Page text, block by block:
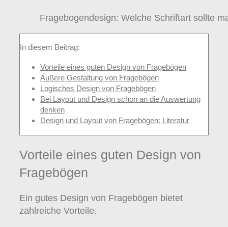
Fragebogendesign: Welche Schriftart sollte
In diesem Beitrag:
Vorteile eines guten Design von Fragebögen
Äußere Gestaltung von Fragebögen
Logisches Design von Fragebögen
Bei Layout und Design schon an die Auswertung
denken
Design und Layout von Fragebögen: Literatur
Vorteile eines guten Design von
Fragebögen
Ein gutes Design von Fragebögen bietet
zahlreiche Vorteile.